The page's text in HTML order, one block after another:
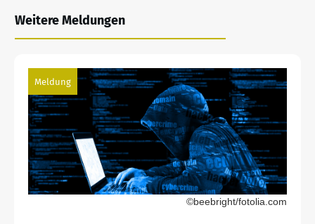
Weitere Meldungen
Meldung
©beebright/fotolia.com